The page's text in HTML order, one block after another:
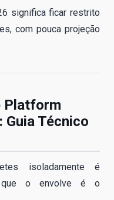
significa ficar restrito
com pouca projeção
Platform
Guia Técnico
isoladamente é
que o envolve é o